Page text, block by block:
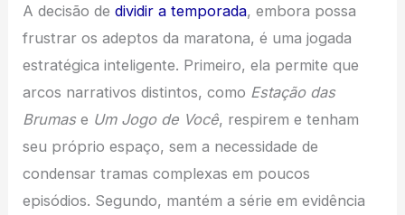
A decisão dedividir a temporada, embora possa
frustrar os adeptos da maratona, é uma jogada
estratégica inteligente. Primeiro, ela permite que
arcos narrativos distintos, como Estação das
Brumase Um Jogo de Você, respirem e tenham
seu próprio espaço, sem a necessidade de
condensar tramas complexas em poucos
episódios. Segundo, mantém a série em evidência